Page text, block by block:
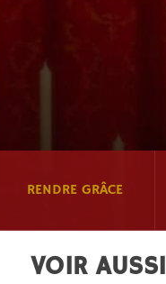
RENDRE GRÂCE
VOIR AUSSI